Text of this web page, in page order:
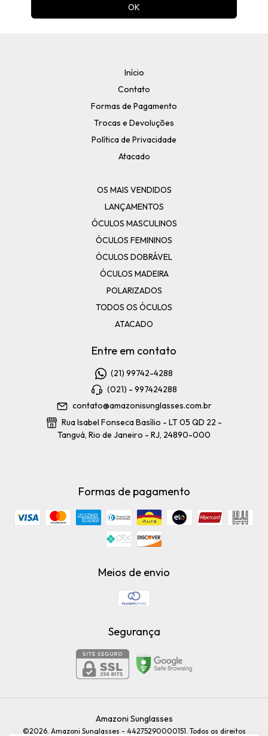
Início
Contato
Formas de Pagamento
Trocas e Devoluções
Política de Privacidade
Atacado
OS MAIS VENDIDOS
LANÇAMENTOS
ÓCULOS MASCULINOS
ÓCULOS FEMININOS
ÓCULOS DOBRÁVEL
ÓCULOS MADEIRA
POLARIZADOS
TODOS OS ÓCULOS
ATACADO
Entre em contato
(21) 99742-4288
(021) - 997424288
contato@amazonisunglasses.com.br
Rua Isabel Fonseca Basílio - LT 05 QD 22 -
Tanguá, Rio de Janeiro - RJ, 24890-000
Formas de pagamento
Meios de envio
Segurança
Amazoni Sunglasses
©2026. Amazoni Sunglasses - 44275290000151. Todos os direitos